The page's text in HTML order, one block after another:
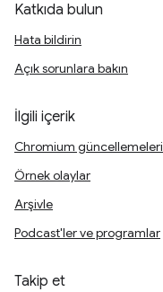
Katkıda bulun
Hata bildirin
Açık sorunlara bakın
İlgili içerik
Chromium güncellemeleri
Örnek olaylar
Arşivle
Podcast'ler ve programlar
Takip et